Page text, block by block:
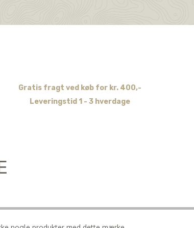
Gratis fragt ved køb for kr. 400,-
Leveringstid 1 - 3 hverdage